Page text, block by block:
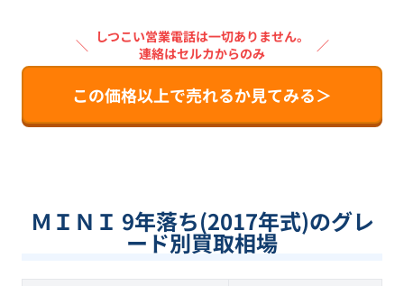
＼ しつこい営業電話は一切ありません。
連絡はセルカからのみ
／
この価格以上で売れるか見てみる＞
ＭＩＮＩ 9年落ち(2017年式)のグレ
ード別買取相場